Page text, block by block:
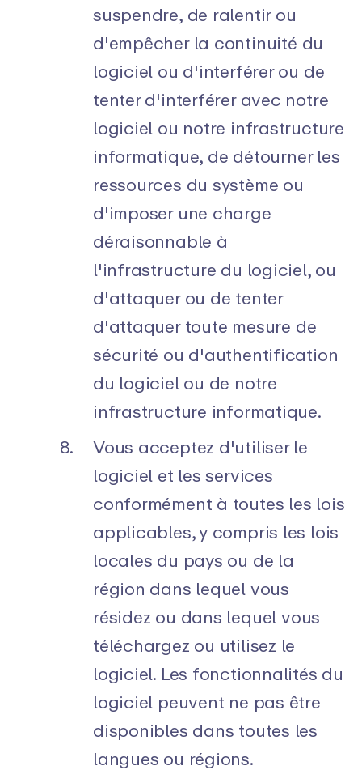
suspendre, de ralentir ou
d'empêcher la continuité du
logiciel ou d'interférer ou de
tenter d'interférer avec notre
logiciel ou notre infrastructure
informatique, de détourner les
ressources du système ou
d'imposer une charge
déraisonnable à
l'infrastructure du logiciel, ou
d'attaquer ou de tenter
d'attaquer toute mesure de
sécurité ou d'authentification
du logiciel ou de notre
infrastructure informatique.
Vous acceptez d'utiliser le
logiciel et les services
conformément à toutes les lois
applicables, y compris les lois
locales du pays ou de la
région dans lequel vous
résidez ou dans lequel vous
téléchargez ou utilisez le
logiciel. Les fonctionnalités du
logiciel peuvent ne pas être
disponibles dans toutes les
langues ou régions.